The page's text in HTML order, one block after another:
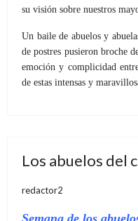
su visión sobre nuestros
Un baile de abuelos y
de postres pusieron broche
emoción y complicidad
de estas intensas y
Los abuelos del
redactor2
Semana de los